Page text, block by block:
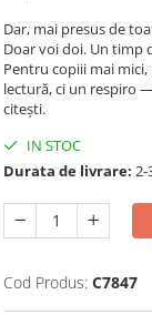
Dar, mai presus de
Doar voi doi. Un timp
Pentru copiii mai
lectură, ci un respiro
citești.
IN STOC
Durata de livrare: 2-
Cod Produs: C7847